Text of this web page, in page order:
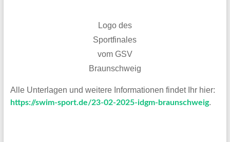
Logo des
Sportfinales
vom GSV
Braunschweig
Alle Unterlagen und weitere Informationen findet Ihr hier:
https://swim-sport.de/23-02-2025-idgm-braunschweig.